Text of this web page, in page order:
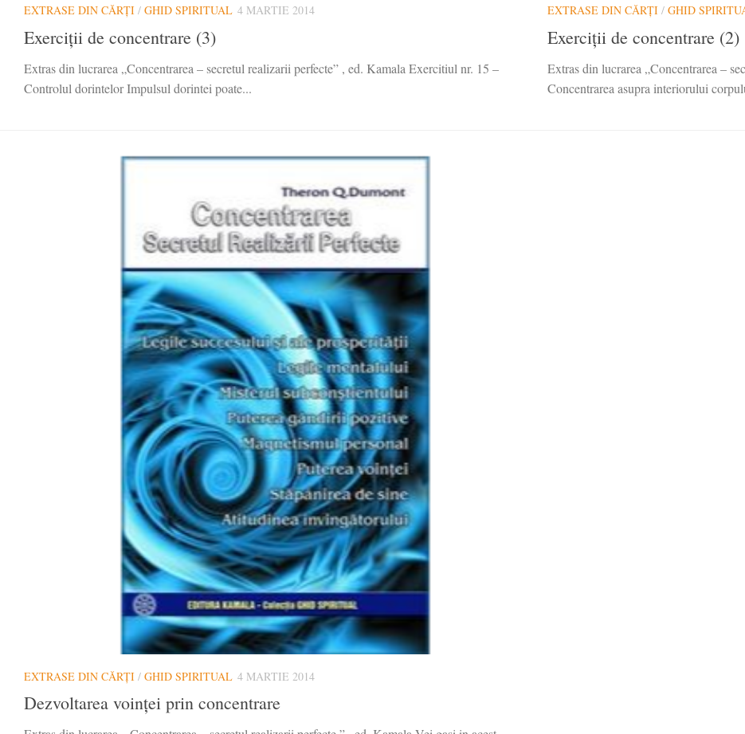
EXTRASE DIN CĂRȚI / GHID SPIRITUAL 4 MARTIE 2014
Exerciții de concentrare (3)
Extras din lucrarea „Concentrarea – secretul realizarii perfecte” , ed. Kamala Exercitiul nr. 15 –
Controlul dorintelor Impulsul dorintei poate...
EXTRASE DIN CĂRȚI / GHID
Exerciții de concentrare (2)
Extras din lucrarea „Concentrarea –
Concentrarea asupra interiorului
EXTRASE DIN CĂRȚI / GHID SPIRITUAL 4 MARTIE 2014
Dezvoltarea voinței prin concentrare